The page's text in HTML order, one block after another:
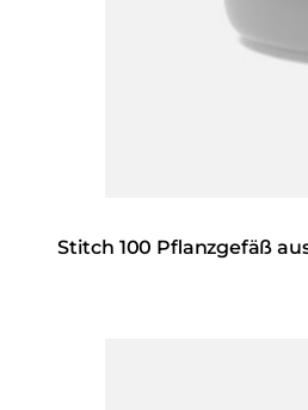
Stitch 100 Pflanzgefäß